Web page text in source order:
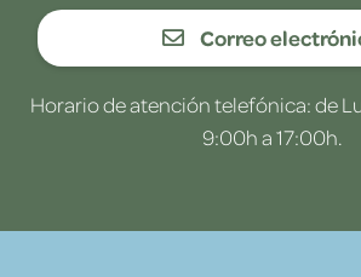
Correo
Horario de atención telefónica: de
9:00h a 17:00h.